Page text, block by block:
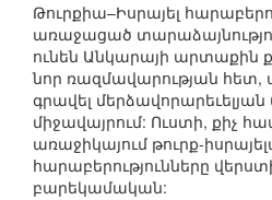
Թուրքիա–Իսրայել
առաջացած
ունեն Անկարայի արտաքին
նոր ռազմավարության հետ,
գրավել
միջավայրում: Ուստի, քիչ
առաջիկայում թուրք-
հարաբերությունները
բարեկամական: